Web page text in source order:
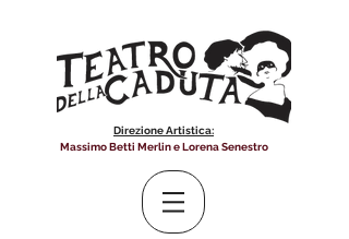
Direzione Artistica:
Massimo Betti Merlin e Lorena Senestro